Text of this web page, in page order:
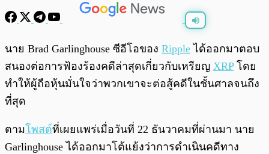
0:00
นาย Brad Garlinghouse ซีอีโอของ Ripple ได้ออกมาตอบ
สนองต่อการฟ้องร้องคดีล่าสุดเกี่ยวกับเหรียญ XRPโดย
ทำให้ผู้ถือหุ้นมั่นใจว่าพวกเขาจะต่อสู้คดีในชั้นศาลจนถึง
ที่สุด
ตามโพสต์ที่เผยแพร่เมื่อวันที่ 22 ธันวาคมที่ผ่านมา นาย
Garlinghouse ได้ออกมาโต้แย้งว่าการดำเนินคดีทาง